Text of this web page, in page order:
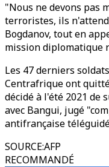
"Nous ne devons pas
terroristes, ils
Bogdanov, tout en
mission diplomatique
Les 47 derniers
Centrafrique ont
décidé à l'été 2021 de
avec Bangui, jugé
antifrançaise
SOURCE:AFP
RECOMMANDÉ